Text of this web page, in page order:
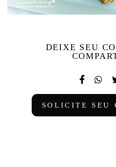
DEIXE SEU
SOLICITE SEU